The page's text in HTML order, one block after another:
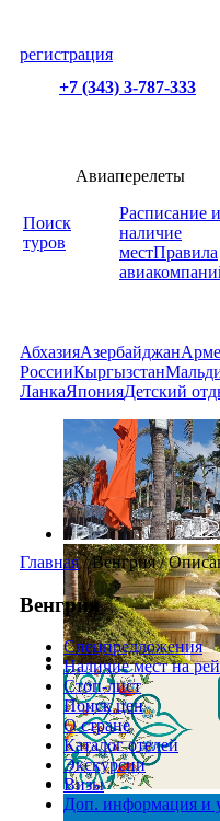
регистрация
+7 (343) 3-787-333
Поиск
туров
Авиаперелеты
Расписание и
наличие
местПравила
АбхазияАзербайджан
РоссииКыргызстан
ЛанкаЯпонияДетский
Главная /Венгрия/
Венгрия
Спецпредложения
Наличие мест на
Стоп-лист
Поиск цен
О стране
Каталог отелей
Экскурсии
Визы
Доп. информация и